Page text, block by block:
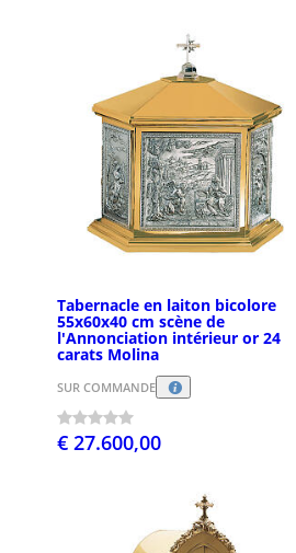
Tabernacle en laiton bicolore
55x60x40 cm scène de
l'Annonciation intérieur or 24
carats Molina
SUR COMMANDE
€ 27.600,00